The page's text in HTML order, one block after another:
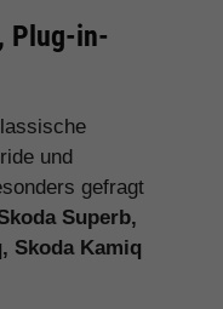
Plug-in-
und
gefragt
Superb,
Skoda Kamiq